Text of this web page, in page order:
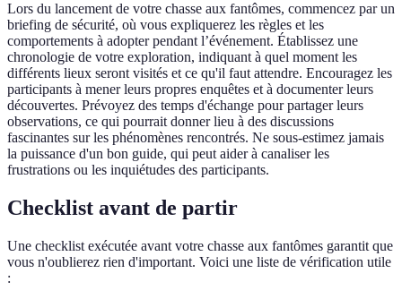
Lors du lancement de votre chasse aux fantômes, commencez par un
briefing de sécurité, où vous expliquerez les règles et les
comportements à adopter pendant l’événement. Établissez une
chronologie de votre exploration, indiquant à quel moment les
différents lieux seront visités et ce qu'il faut attendre. Encouragez les
participants à mener leurs propres enquêtes et à documenter leurs
découvertes. Prévoyez des temps d'échange pour partager leurs
observations, ce qui pourrait donner lieu à des discussions
fascinantes sur les phénomènes rencontrés. Ne sous-estimez jamais
la puissance d'un bon guide, qui peut aider à canaliser les
frustrations ou les inquiétudes des participants.
Checklist avant de partir
Une checklist exécutée avant votre chasse aux fantômes garantit que
vous n'oublierez rien d'important. Voici une liste de vérification utile
: